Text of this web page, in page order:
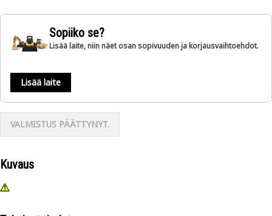
Sopiiko se?
Lisää laite, niin näet osan sopivuuden ja korjausvaihtoehdot.
Lisää laite
VALMISTUS PÄÄTTYNYT.
Kuvaus